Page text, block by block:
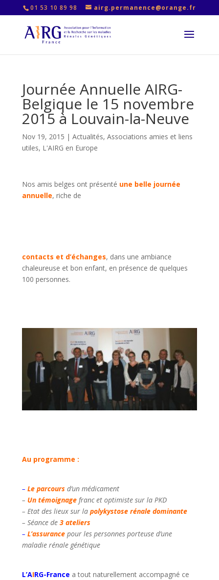
01 53 10 89 98 airg.permanence@orange.fr
Journée Annuelle AIRG-
Belgique le 15 novembre
2015 à Louvain-la-Neuve
Nov 19, 2015 | Actualités, Associations amies et liens
utiles, L'AIRG en Europe
Nos amis belges ont présenté une belle journée
annuelle, riche de
contacts et d’échanges, dans une ambiance
chaleureuse et bon enfant, en présence de quelques
100 personnes.
Au programme :
– Le parcoursd’un médicament
– Un témoignagefranc et optimiste sur la PKD
– Etat des lieux sur la polykystose rénale dominante
– Séance de 3 ateliers
– L’assurancepour les personnes porteuse d’une
maladie rénale génétique
L’AIRG-France a tout naturellement accompagné ce